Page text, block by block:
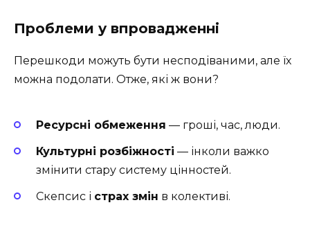
Проблеми у впровадженні
Перешкоди можуть бути несподіваними, але їх
можна подолати. Отже, які ж вони?
Ресурсні обмеження — гроші, час, люди.
Культурні розбіжності — інколи важко
змінити стару систему цінностей.
Скепсис і страх змін в колективі.